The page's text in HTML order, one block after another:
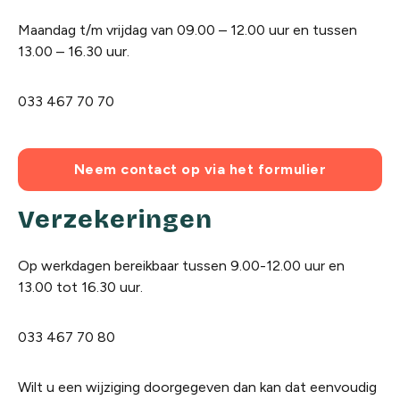
Maandag t/m vrijdag van 09.00 – 12.00 uur en tussen
13.00 – 16.30 uur.
033 467 70 70
Neem contact op via het formulier
Verzekeringen
Op werkdagen bereikbaar tussen 9.00-12.00 uur en
13.00 tot 16.30 uur.
033 467 70 80
Wilt u een wijziging doorgegeven dan kan dat eenvoudig